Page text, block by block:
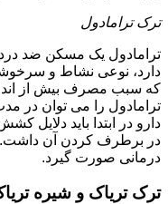
ترک ترامادول
ترامادول یک مسکن ضد
دارد، نوعی نشاط و
که سبب مصرف بیش از
ترامادول را می توان در
دارو در ابتدا باید دلایل
در برطرف کردن آن داشت.
درمانی صورت گیرد.
ترک تریاک و شیره